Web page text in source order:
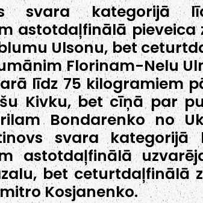
svara kategorijā
astotdaļfinālā pieveica
Ulsonu, bet
Florinam-Nelu
līdz 75 kilogramiem
Kivku, bet cīņā par
Bondarenko no
svara kategorijā
astotdaļfinālā
bet ceturtdaļfinālā
Kosjanenko.